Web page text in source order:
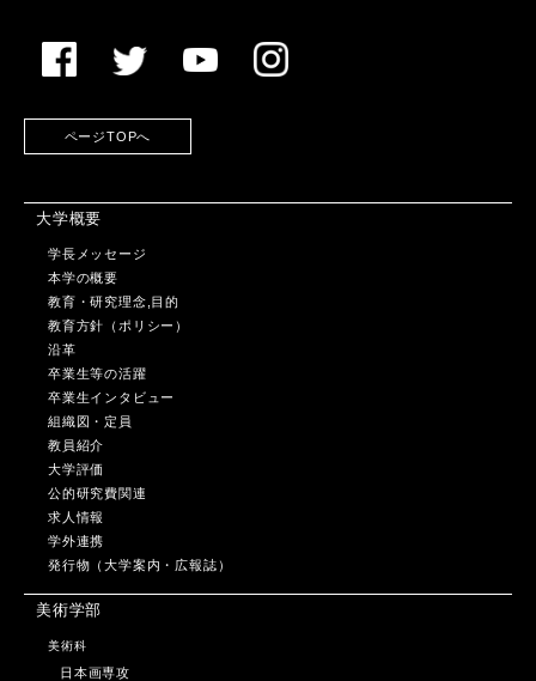
ページTOPへ
大学概要
学長メッセージ
本学の概要
教育・研究理念,目的
教育方針（ポリシー）
沿革
卒業生等の活躍
卒業生インタビュー
組織図・定員
教員紹介
大学評価
公的研究費関連
求人情報
学外連携
発行物（大学案内・広報誌）
美術学部
美術科
日本画専攻